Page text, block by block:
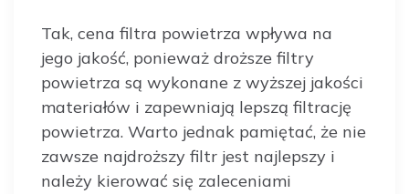
Tak, cena filtra powietrza wpływa na
jego jakość, ponieważ droższe filtry
powietrza są wykonane z wyższej jakości
materiałów i zapewniają lepszą filtrację
powietrza. Warto jednak pamiętać, że nie
zawsze najdroższy filtr jest najlepszy i
należy kierować się zaleceniami